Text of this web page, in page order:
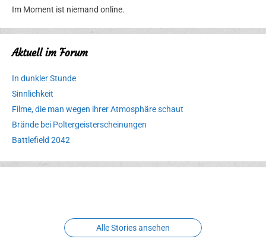
Im Moment ist niemand online.
Aktuell im Forum
In dunkler Stunde
Sinnlichkeit
Filme, die man wegen ihrer Atmosphäre schaut
Brände bei Poltergeisterscheinungen
Battlefield 2042
Erlebnispark
Verbotene
Alle Stories ansehen